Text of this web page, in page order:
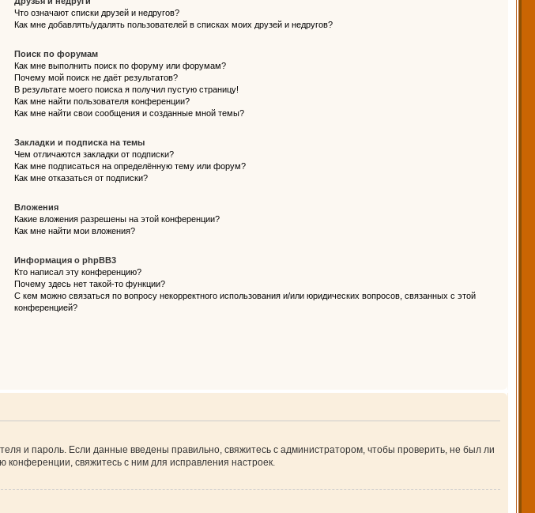
Что означают списки друзей и недругов?
Как мне добавлять/удалять пользователей в списках моих друзей и недругов?
Поиск по форумам
Как мне выполнить поиск по форуму или форумам?
Почему мой поиск не даёт результатов?
В результате моего поиска я получил пустую страницу!
Как мне найти пользователя конференции?
Как мне найти свои сообщения и созданные мной темы?
Закладки и подписка на темы
Чем отличаются закладки от подписки?
Как мне подписаться на определённую тему или форум?
Как мне отказаться от подписки?
Вложения
Какие вложения разрешены на этой конференции?
Как мне найти мои вложения?
Информация о phpBB3
Кто написал эту конференцию?
Почему здесь нет такой-то функции?
С кем можно связаться по вопросу некорректного использования и/или юридических вопросов, связанных с этой
конференцией?
и пароль. Если данные введены правильно, свяжитесь с администратором, чтобы проверить, не был ли
конференции, свяжитесь с ним для исправления настроек.